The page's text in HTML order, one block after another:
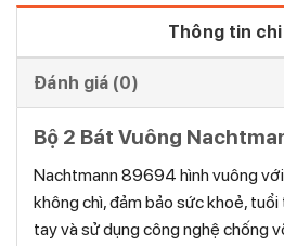
Thông tin
Đánh giá (0)
Bộ 2 Bát Vuông
Nachtmann 89694 hình vuông với
không chì, đảm bảo sức khoẻ,
tay và sử dụng công nghệ chống